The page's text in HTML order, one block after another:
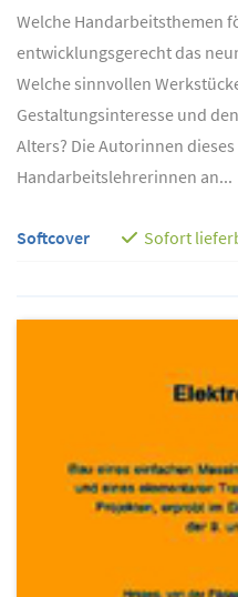
Welche Handarbeitsthemen
entwicklungsgerecht das
Welche sinnvollen
Gestaltungsinteresse und
Alters? Die Autorinnen
Handarbeitslehrerinnen an...
Softcover Sofort